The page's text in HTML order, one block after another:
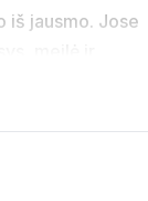
iš jausmo. Jose